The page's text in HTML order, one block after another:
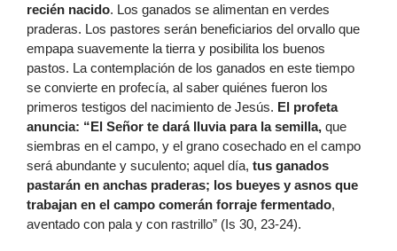
recién nacido. Los ganados se alimentan en verdes
praderas. Los pastores serán beneficiarios del orvallo que
empapa suavemente la tierra y posibilita los buenos
pastos. La contemplación de los ganados en este tiempo
se convierte en profecía, al saber quiénes fueron los
primeros testigos del nacimiento de Jesús. El profeta
anuncia: “El Señor te dará lluvia para la semilla, que
siembras en el campo, y el grano cosechado en el campo
será abundante y suculento; aquel día, tus ganados
pastarán en anchas praderas; los bueyes y asnos que
trabajan en el campo comerán forraje fermentado,
aventado con pala y con rastrillo” (Is 30, 23-24).